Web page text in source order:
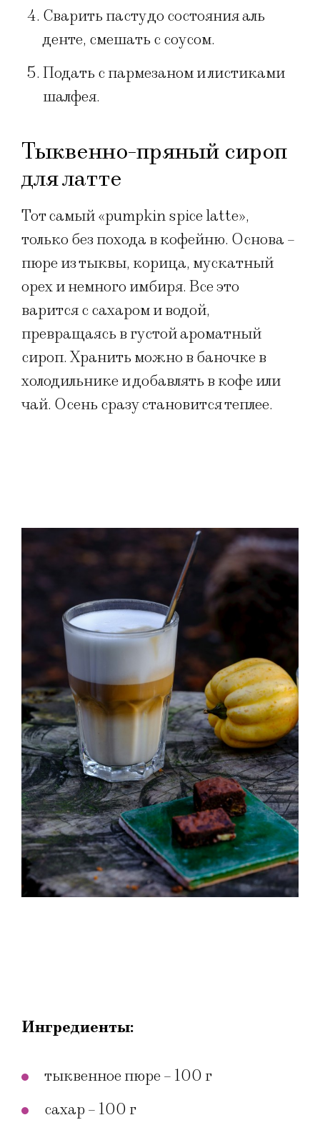
Сварить пасту до состояния аль
денте, смешать с соусом.
Подать с пармезаном и листиками
шалфея.
Тыквенно-пряный сироп
для латте
Тот самый «pumpkin spice latte»,
только без похода в кофейню. Основа –
пюре из тыквы, корица, мускатный
орех и немного имбиря. Все это
варится с сахаром и водой,
превращаясь в густой ароматный
сироп. Хранить можно в баночке в
холодильнике и добавлять в кофе или
чай. Осень сразу становится теплее.
Ингредиенты:
тыквенное пюре – 100 г
сахар – 100 г